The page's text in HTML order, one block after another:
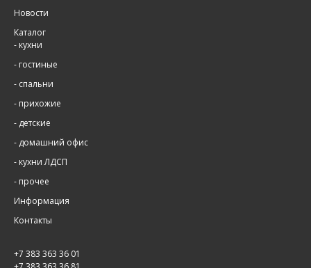
Новости
Каталог
- кухни
- гостиные
- спальни
- прихожие
- детские
- домашний офис
- кухни ЛДСП
- прочее
Информация
Контакты
+7 383 363 36 01